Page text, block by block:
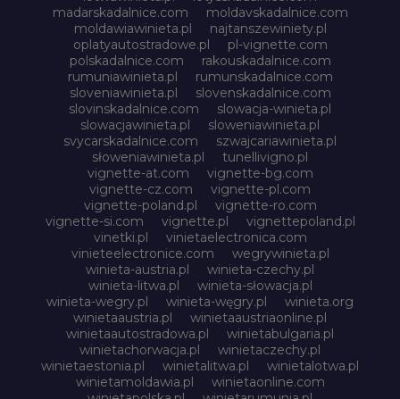
madarskadalnice.com
moldavskadalnice.com
moldawiawinieta.pl
najtanszewiniety.pl
oplatyautostradowe.pl
pl-vignette.com
polskadalnice.com
rakouskadalnice.com
rumuniawinieta.pl
rumunskadalnice.com
sloveniawinieta.pl
slovenskadalnice.com
slovinskadalnice.com
slowacja-winieta.pl
slowacjawinieta.pl
sloweniawinieta.pl
svycarskadalnice.com
szwajcariawinieta.pl
słoweniawinieta.pl
tunellivigno.pl
vignette-at.com
vignette-bg.com
vignette-cz.com
vignette-pl.com
vignette-poland.pl
vignette-ro.com
vignette-si.com
vignette.pl
vignettepoland.pl
vinetki.pl
vinietaelectronica.com
vinieteelectronice.com
wegrywinieta.pl
winieta-austria.pl
winieta-czechy.pl
winieta-litwa.pl
winieta-słowacja.pl
winieta-wegry.pl
winieta-węgry.pl
winieta.org
winietaaustria.pl
winietaaustriaonline.pl
winietaautostradowa.pl
winietabulgaria.pl
winietachorwacja.pl
winietaczechy.pl
winietaestonia.pl
winietalitwa.pl
winietalotwa.pl
winietamoldawia.pl
winietaonline.com